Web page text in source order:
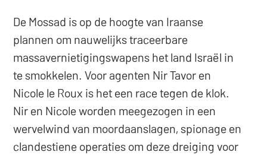
De Mossad is op de hoogte van Iraanse
plannen om nauwelijks traceerbare
massavernietigingswapens het land Israël in
te smokkelen. Voor agenten Nir Tavor en
Nicole le Roux is het een race tegen de klok.
Nir en Nicole worden meegezogen in een
wervelwind van moordaanslagen, spionage en
clandestiene operaties om deze dreiging voor